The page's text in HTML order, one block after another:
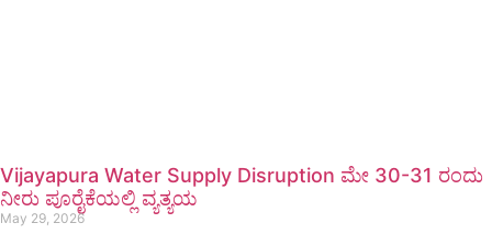
Vijayapura Water Supply Disruption ಮೇ 30-31 ರಂದು
ನೀರು ಪೂರೈಕೆಯಲ್ಲಿ ವ್ಯತ್ಯಯ
May 29, 2026